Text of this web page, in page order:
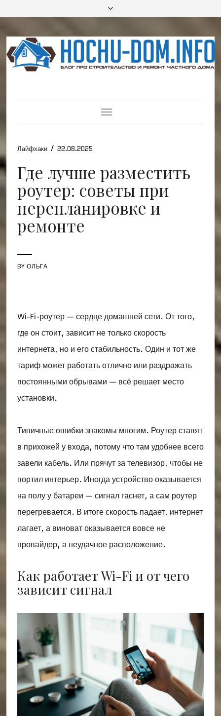
Toggle
Navigation
Лайфхаки / 22.08.2025
Где лучше разместить
роутер: советы при
перепланировке и
ремонте
BYОЛЬГА
Wi-Fi-роутер — сердце домашней сети. От того,
где он стоит, зависит не только скорость
интернета, но и его стабильность. Один и тот же
тариф может работать отлично или раздражать
постоянными обрывами — всё решает место
установки.
Типичные ошибки знакомы многим. Роутер ставят
в прихожей у входа, потому что там удобнее всего
завели кабель. Или прячут за телевизор, чтобы не
портил интерьер. Иногда устройство оказывается
на полу у батареи — сигнал гаснет, а сам роутер
перегревается. В итоге скорость падает, интернет
лагает, а виноват оказывается вовсе не
провайдер, а неудачное расположение.
Как работает Wi-Fi и от чего
зависит сигнал